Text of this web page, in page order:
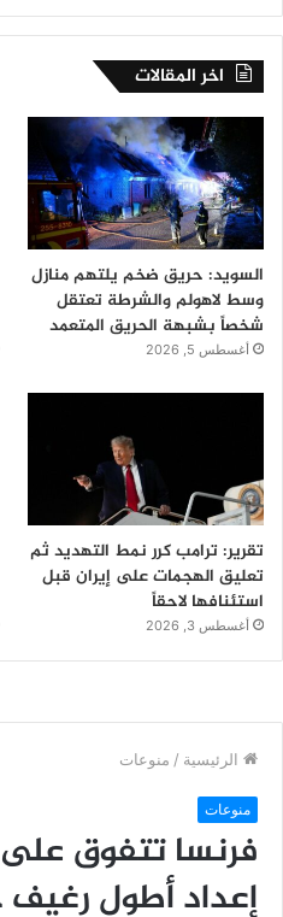
اخر المقالات
السويد: حريق ضخم يلتهم منازل
وسط لاهولم والشرطة تعتقل
شخصاً بشبهة الحريق المتعمد
أغسطس 5, 2026
تقرير: ترامب كرر نمط التهديد ثم
تعليق الهجمات على إيران قبل
استئنافها لاحقاً
أغسطس 3, 2026